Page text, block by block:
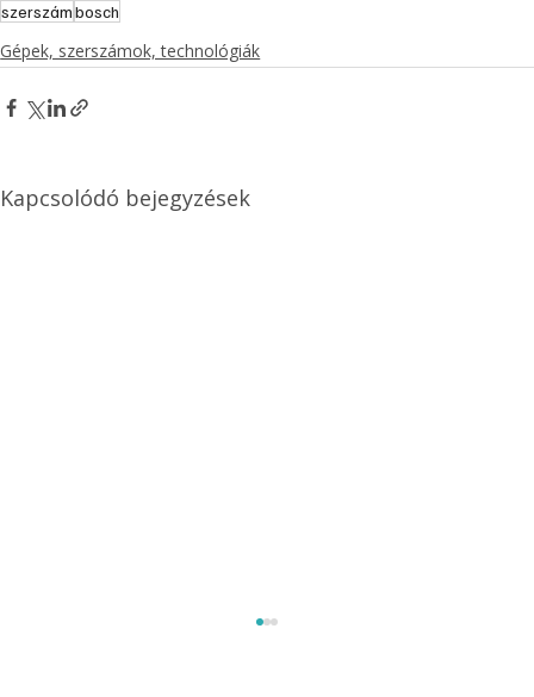
szerszámbosch
Gépek, szerszámok, technológiák
Kapcsolódó bejegyzések